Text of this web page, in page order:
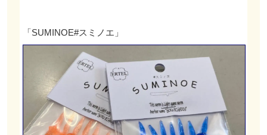
「SUMINOE#スミノエ」